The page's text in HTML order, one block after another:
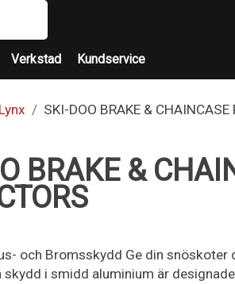
Verkstad Kundservice
SKI-DOO BRAKE & CHAINCASE
BRAKE &
och Bromsskydd Ge din
skydd i smidd aluminium är